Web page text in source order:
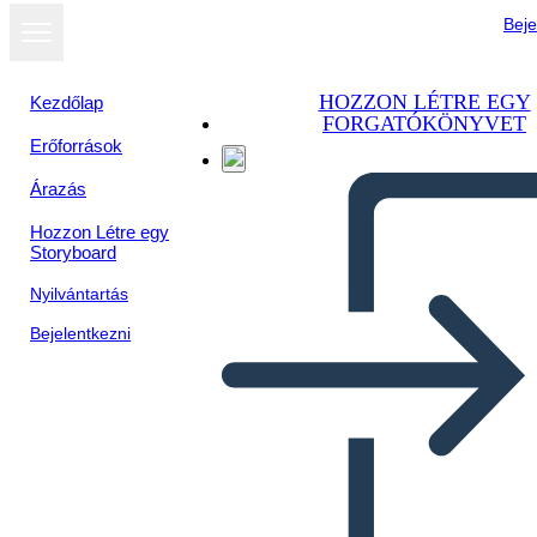
Kezdőlap
Erőforrások
Árazás
Hozzon Létre egy
Storyboard
Nyilvántartás
Bejelentkezni
HOZZON LÉTRE EGY
FORGATÓKÖNYVET
Tekstblokker Biografi-plakat